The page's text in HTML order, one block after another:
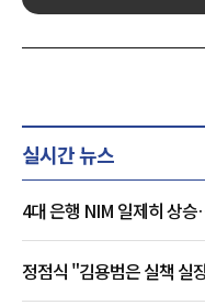
실시간 뉴스
4대 은행 NIM 일제히 상
정점식 "김용범은 실책 실